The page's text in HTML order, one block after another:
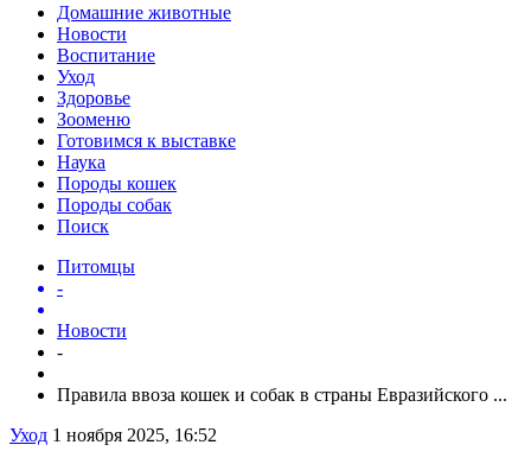
Домашние животные
Новости
Воспитание
Уход
Здоровье
Зооменю
Готовимся к выставке
Наука
Породы кошек
Породы собак
Поиск
Питомцы
-
Новости
-
Правила ввоза кошек и собак в страны Евразийского ...
Уход 1 ноября 2025, 16:52